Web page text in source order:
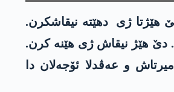
هێژتا ژی دهێتە نیقاشکرن.
دێ ھێژ نیقاش ژی هێنە کرن.
و عەڤدلا ئۆجەلان دا